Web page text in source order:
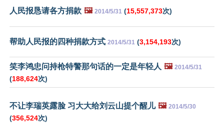
人民报恳请各方捐款 🖼️ 2014/5/31 (15,557,373次)
帮助人民报的四种捐款方式 2014/5/31 (3,154,193次)
笑李鸿忠问持枪特警那句话的一定是年轻人 🖼️ 2014/5/31
(188,624次)
不让李瑞英露脸 习大大给刘云山提个醒儿 🖼️ 2014/5/30
(356,524次)